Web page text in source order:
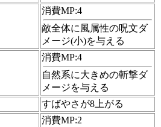
消費MP:4
敵全体に風属性の呪文ダ
メージ(小)を与える
消費MP:4
自然系に大きめの斬撃ダ
メージを与える
すばやさが8上がる
消費MP:2